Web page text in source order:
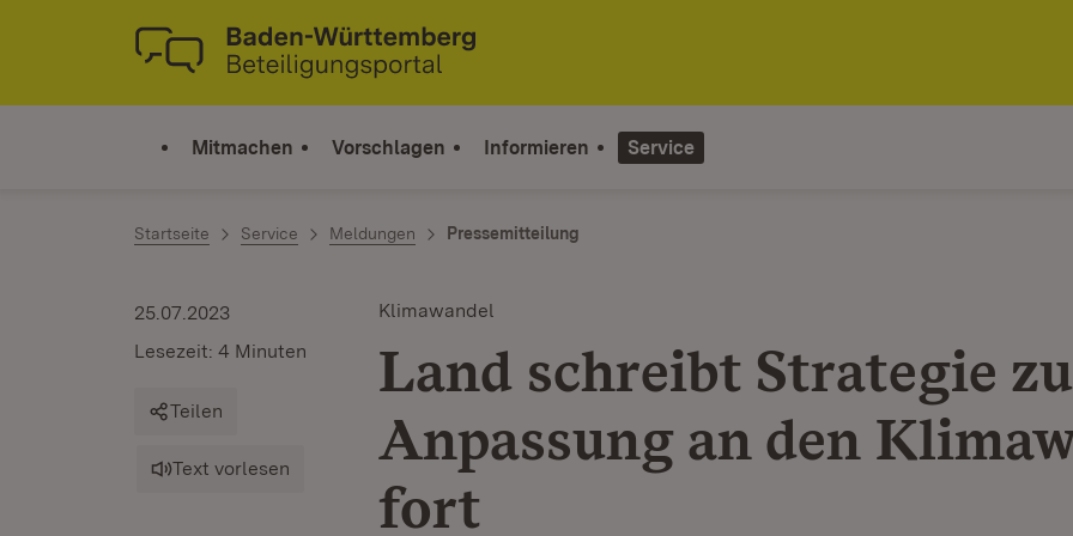
Zum Inhalt springen
Link zur Startseite
Mitmachen Vorschlagen Informieren Service
Startseite Service Meldungen Pressemitteilung
Klimawandel
Land schreibt Strategie
Anpassung an den
fort
25.07.2023
Lesezeit: 4 Minuten
Teilen
Text vorlesen